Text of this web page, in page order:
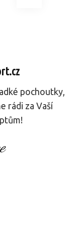
pochoutky,
rádi za Vaší